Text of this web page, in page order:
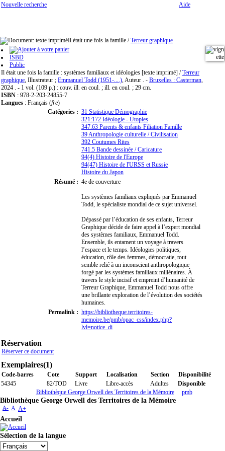
Nouvelle recherche Aide
Il était une fois la famille /Terreur graphique
ISBD
Public
Il était une fois la famille : systèmes familiaux et idéologies [texte imprimé] /Terreur
graphique, Illustrateur ; Emmanuel Todd (1951-....), Auteur . - Bruxelles : Casterman,
2024 . - 1 vol. (109 p.) : couv. ill. en coul. ; ill. en coul. ; 29 cm.
ISBN : 978-2-203-24855-7
Langues : Français (fre)
Catégories : 31 Statistique Démographie
321:172 Idéologie - Utopies
347.63 Parents & enfants Filiation Famille
39 Anthropologie culturelle / Civilisation
392 Coutumes Rites
741.5 Bande dessinée / Caricature
94(4) Histoire de l'Europe
94(47) Histoire de l'URSS et Russie
Histoire du Japon
Résumé : 4e de couverture
Les systèmes familiaux expliqués par Emmanuel
Todd, le spécialiste mondial de ce sujet universel.
Dépassé par l’éducation de ses enfants, Terreur
Graphique décide de faire appel à l’expert mondial
des systèmes familiaux, Emmanuel Todd.
Ensemble, ils entament un voyage à travers
l’espace et le temps. Idéologies politiques,
éducation, rôle des femmes, démocratie, tout
semble relié à un inconscient anthropologique
forgé par les systèmes familiaux millénaires. À
travers le style incisif et empreint d’humanité de
Terreur Graphique, Emmanuel Todd nous offre
une brillante exploration de l’évolution des sociétés
humaines.
Permalink : https://bibliotheque.territoires-
memoire.be/pmb/opac_css/index.php?
lvl=notice_di
Réservation
Réserver ce document
Exemplaires(1)
Code-barres Cote Support Localisation Section
Disponibilité
54345
82/TOD Livre Libre-accès Adultes
Disponible
Bibliothèque George Orwell des Territoires de la Mémoire
pmb
Bibliothèque George Orwell des Territoires de la Mémoire
A- A A+
Accueil
Sélection de la langue